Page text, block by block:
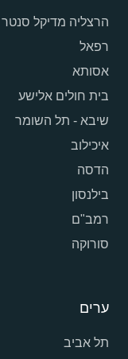
הרצליה מדיקל סנטר
רפאל
אסותא
בית חולים אלישע
שיבא - תל השומר
איכילוב
הדסה
בילנסון
רמב"ם
סורוקה
ערים
תל אביב